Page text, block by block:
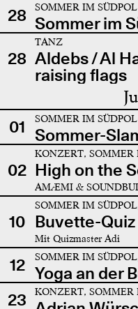
28
SOMMER IM SÜDPOL
Sommer im
28
TANZ
Aldebs / Al
raising flags
01 SOMMER IM SÜDPOL
Sommer-
02
KONZERT, SOMMER
High on the
AMÆMI &
10
SOMMER IM
Buvette-Quiz
Mit Quizmaster Adi
12 SOMMER IM
Yoga an der
23
KONZERT, SOMMER